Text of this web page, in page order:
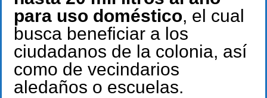
para uso doméstico, el cual
busca beneficiar a los
ciudadanos de la colonia, así
como de vecindarios
aledaños o escuelas.